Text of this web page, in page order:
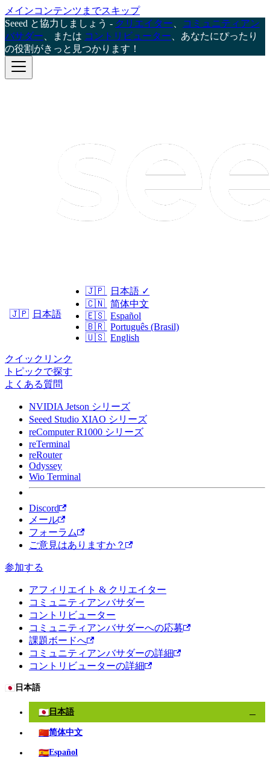
メインコンテンツまでスキップ
Seeed と協力しましょう - クリエイター
コミュニティアン
バサダー 、または コントリビューター 、あなたにぴったり
の役割がきっと見つかります！
🇯🇵 日本語
🇯🇵 日本語 ✓
🇨🇳 简体中文
🇪🇸 Español
🇧🇷 Português (Brasil)
🇺🇸 English
クイックリンク
トピックで探す
よくある質問
NVIDIA Jetson シリーズ
Seeed Studio XIAO シリーズ
reComputer R1000 シリーズ
reTerminal
reRouter
Odyssey
Wio Terminal
Discord
メール
フォーラム
ご意見はありますか？
参加する
アフィリエイト & クリエイター
コミュニティアンバサダー
コントリビューター
コミュニティアンバサダーへの応募
課題ボードへ
コミュニティアンバサダーの詳細
コントリビューターの詳細
🇯🇵 日本語
🇯🇵 日本語
🇨🇳简体中文
🇪🇸Español